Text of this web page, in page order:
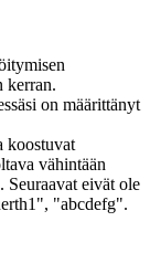
kerran.
on määrittänyt
koostuvat
vähintään
eivät ole
"abcdefg".